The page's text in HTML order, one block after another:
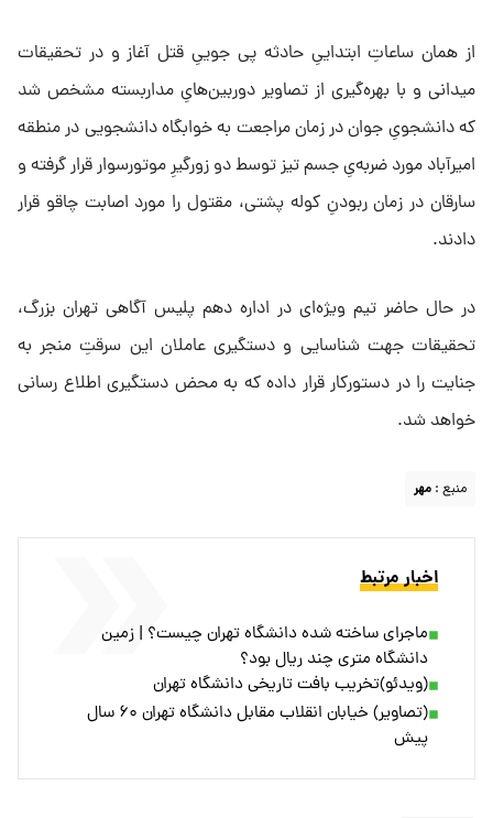
از همان ساعاتِ ابتداییِ حادثه پی جوییِ قتل آغاز و در تحقیقات
میدانی و با بهره‌گیری از تصاویر دوربین‌هایِ مداربسته مشخص شد
که دانشجویِ جوان در زمان مراجعت به خوابگاه دانشجویی در منطقه
امیرآباد مورد ضربه‌یِ جسم تیز توسط دو زورگیرِ موتورسوار قرار گرفته و
سارقان در زمان ربودنِ کوله پشتی، مقتول را مورد اصابت چاقو قرار
دادند.
در حال حاضر تیم ویژه‌ای در اداره دهم پلیس آگاهی تهران بزرگ،
تحقیقات جهت شناسایی و دستگیری عاملان این سرقتِ منجر به
جنایت را در دستورکار قرار داده که به محض دستگیری اطلاع رسانی
خواهد شد.
منبع : مهر
اخبار مرتبط
ماجرای ساخته شده دانشگاه تهران چیست؟ | زمین
دانشگاه متری چند ریال بود؟
(ویدئو)تخریب بافت تاریخی دانشگاه تهران
(تصاویر) خیابان انقلاب مقابل دانشگاه تهران ۶۰ سال
پیش